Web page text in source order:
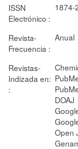
ISSN
Electrónico :
1874-
Revista-
Frecuencia :
Anual
Revistas-
Indizada en:
:
DOAJ
Open